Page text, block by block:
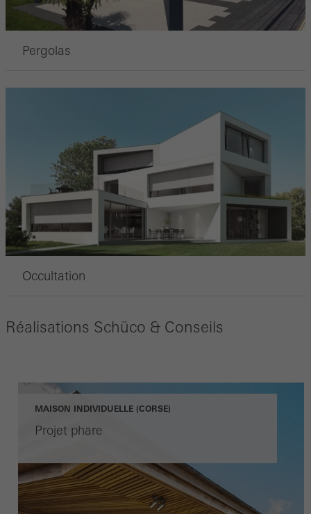
Pergolas
Occultation
Réalisations Schüco & Conseils
MAISON INDIVIDUELLE (CORSE)
Projet phare